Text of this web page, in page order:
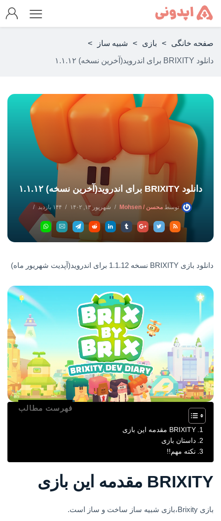
صفحه خانگی > بازی > شبیه ساز >
دانلود BRIXITY برای اندروید(آخرین نسخه) ۱.۱.۱۲
دانلود BRIXITY برای اندروید(آخرین نسخه) ۱.۱.۱۲
توسطمحسن / Mohsen شهریور ۱۳, ۱۴۰۲
۱۴۴ بازدید
دانلود بازی BRIXITY نسخه 1.1.12 برای اندروید(آپدیت شهریور ماه)
فهرست مطالب
BRIXITY مقدمه این بازی
داستان بازی
نکته مهم!!
BRIXITY مقدمه این بازی
بازی Brixity،بازی شبیه ساز ساخت و ساز است.